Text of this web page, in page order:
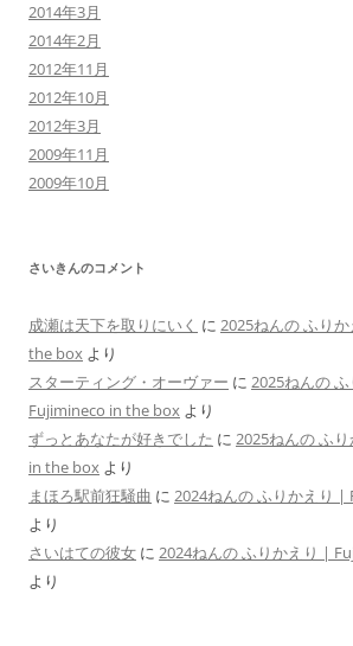
2014年3月
2014年2月
2012年11月
2012年10月
2012年3月
2009年11月
2009年10月
さいきんのコメント
成瀬は天下を取りにいく に 2025ねんの ふり
the box より
スターティング・オーヴァー に 2025ねんの
Fujimineco in the box より
ずっとあなたが好きでした に 2025ねんの ふ
in the box より
まほろ駅前狂騒曲 に 2024ねんの ふりかえり
より
さいはての彼女 に 2024ねんの ふりかえり |
より